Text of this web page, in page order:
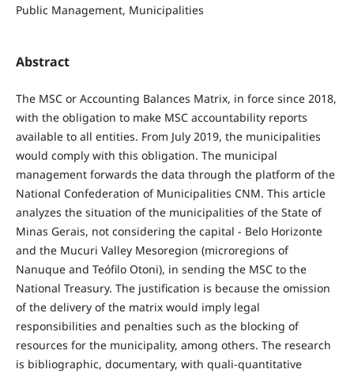
Public Management, Municipalities
Abstract
The MSC or Accounting Balances Matrix, in force since 2018,
with the obligation to make MSC accountability reports
available to all entities. From July 2019, the municipalities
would comply with this obligation. The municipal
management forwards the data through the platform of the
National Confederation of Municipalities CNM. This article
analyzes the situation of the municipalities of the State of
Minas Gerais, not considering the capital - Belo Horizonte
and the Mucuri Valley Mesoregion (microregions of
Nanuque and Teófilo Otoni), in sending the MSC to the
National Treasury. The justification is because the omission
of the delivery of the matrix would imply legal
responsibilities and penalties such as the blocking of
resources for the municipality, among others. The research
is bibliographic, documentary, with quali-quantitative